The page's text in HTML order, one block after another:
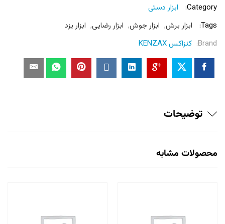
Category:
ابزار دستی
Tags:
ابزار برش, ابزار جوش, ابزار رضایی, ابزار یزد
Brand: کنزاکس KENZAX
توضیحات
محصولات مشابه